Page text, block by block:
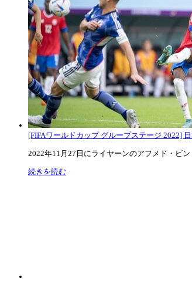
[FIFAワールドカップ グループステージ 2022]
2022年11月27日にライヤーンのアフメド・ビ
続きを読む